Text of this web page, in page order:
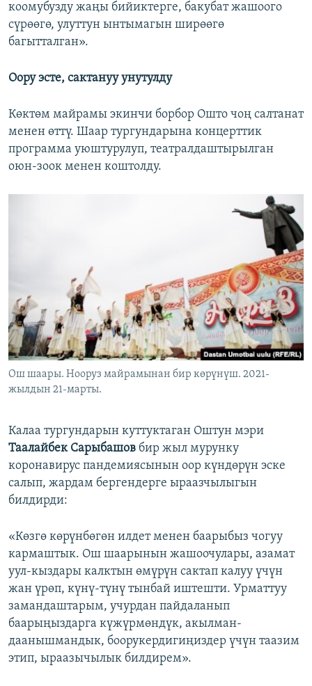
коомубузду жаңы бийиктерге, бакубат жашоого
сүрөөгө, улуттун ынтымагын ширөөгө
багытталган».
Оору эсте, сактануу унутулду
Көктөм майрамы экинчи борбор Ошто чоң салтанат
менен өттү. Шаар тургундарына концерттик
программа уюштурулуп, театралдаштырылган
оюн-зоок менен коштолду.
Ош шаары. Нооруз майрамынан бир көрүнүш. 2021-
жылдын 21-марты.
Калаа тургундарын куттуктаган Оштун мэри
Таалайбек Сарыбашов бир жыл мурунку
коронавирус пандемиясынын оор күндөрүн эске
салып, жардам бергендерге ыраазчылыгын
билдирди:
«Көзгө көрүнбөгөн илдет менен баарыбыз чогуу
кармаштык. Ош шаарынын жашоочулары, азамат
уул-кыздары калктын өмүрүн сактап калуу үчүн
жан үрөп, күнү-түнү тынбай иштешти. Урматтуу
замандаштарым, учурдан пайдаланып
баарыңыздарга күжүрмөндүк, акылман-
даанышмандык, боорукердигиңиздер үчүн таазим
этип, ыраазычылык билдирем».